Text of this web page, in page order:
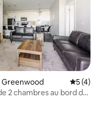
5 (4)
2 chambres au bord de